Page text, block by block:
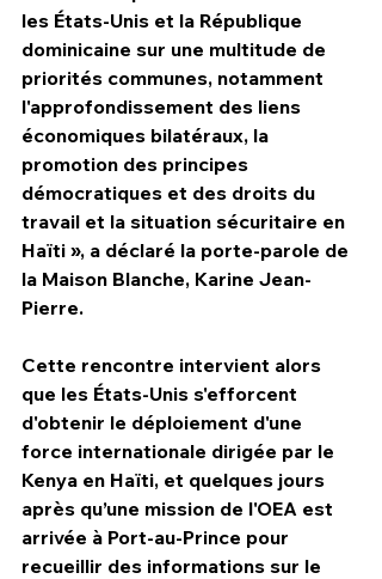
les États-Unis et la République
dominicaine sur une multitude de
priorités communes, notamment
l'approfondissement des liens
économiques bilatéraux, la
promotion des principes
démocratiques et des droits du
travail et la situation sécuritaire en
Haïti », a déclaré la porte-parole de
la Maison Blanche, Karine Jean-
Pierre.
Cette rencontre intervient alors
que les États-Unis s'efforcent
d'obtenir le déploiement d'une
force internationale dirigée par le
Kenya en Haïti, et quelques jours
après qu’une mission de l'OEA est
arrivée à Port-au-Prince pour
recueillir des informations sur le